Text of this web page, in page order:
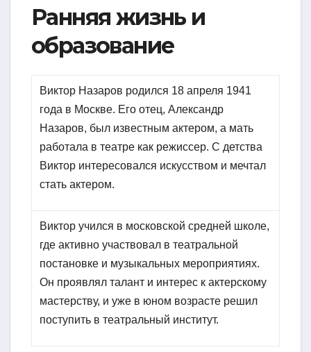
Ранняя жизнь и
образование
Виктор Назаров родился 18 апреля 1941
года в Москве. Его отец, Александр
Назаров, был известным актером, а мать
работала в театре как режиссер. С детства
Виктор интересовался искусством и мечтал
стать актером.
Виктор учился в московской средней школе,
где активно участвовал в театральной
постановке и музыкальных мероприятиях.
Он проявлял талант и интерес к актерскому
мастерству, и уже в юном возрасте решил
поступить в театральный институт.